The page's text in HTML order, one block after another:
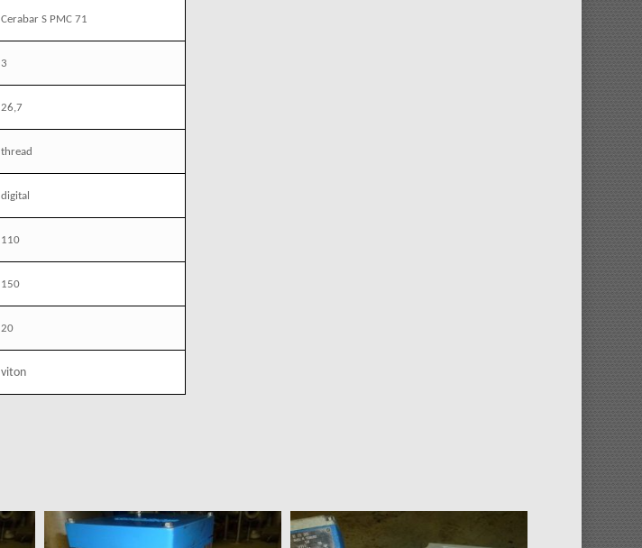
Cerabar S PMC 71
3
26,7
thread
digital
110
150
20
viton